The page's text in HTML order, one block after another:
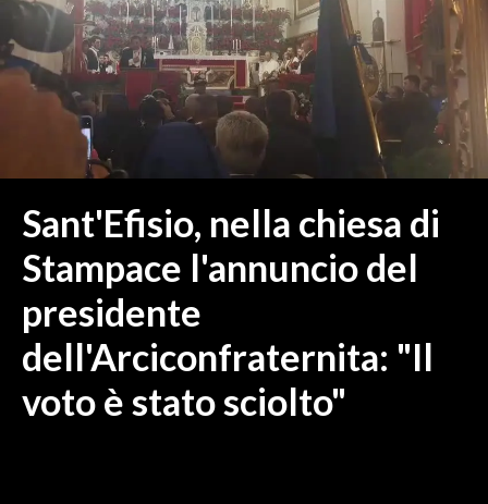
SASSARI E PROVINCIA
GALLURA
NUORO E PROVINCIA
OGLIASTRA
ITALIA
MONDO
POLITICA
ECONOMIA
SERVIZI ALLE IMPRESE
Sant'Efisio, nella chiesa di
Stampace l'annuncio del
presidente
dell'Arciconfraternita: "Il
voto è stato sciolto"